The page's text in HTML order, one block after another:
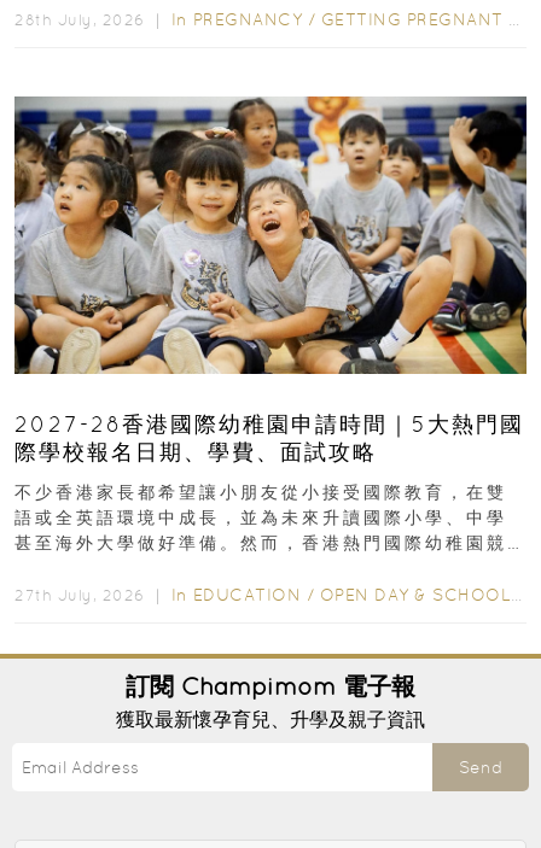
28th July, 2026 ｜ In PREGNANCY / GETTING PREGNANT
2027-28香港國際幼稚園申請時間｜5大熱門國
際學校報名日期、學費、面試攻略
不少香港家長都希望讓小朋友從小接受國際教育，在雙
語或全英語環境中成長，並為未來升讀國際小學、中學
甚至海外大學做好準備。然而，香港熱門國際幼稚園競
27th July, 2026 ｜ In EDUCATION / OPEN DAY & SCHOOL EVENTS
訂閱 Champimom 電子報
獲取最新懷孕育兒、升學及親子資訊
Send